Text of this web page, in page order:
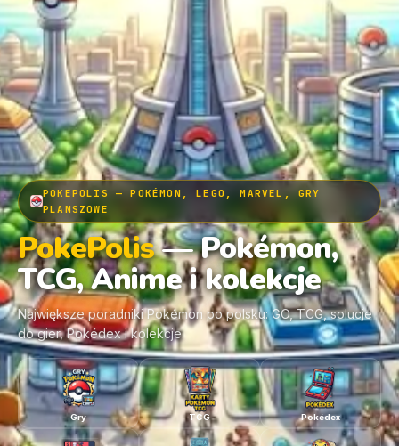
POKEPOLIS — POKÉMON, LEGO, MARVEL, GRY
PLANSZOWE
PokePolis— Pokémon,
TCG, Anime i kolekcje
Największe poradniki Pokémon po polsku: GO, TCG, solucje
do gier, Pokédex i kolekcje.
Gry TCG Pokédex